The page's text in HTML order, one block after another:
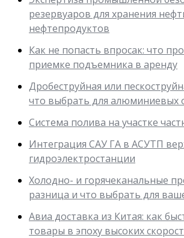
резервуаров для хранения
нефтепродуктов
Как не попасть впросак: что
приемке подъемника в аренду
Дробеструйная или
что выбрать для алюминиевых
Система полива на участке
Интеграция САУ ГА в АСУТП
гидроэлектростанции
Холодно- и горячеканальные
разница и что выбрать для
Авиа доставка из Китая: как
товары в эпоху высоких